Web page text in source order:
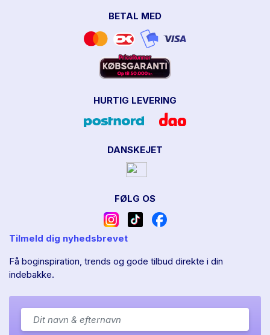
BETAL MED
HURTIG LEVERING
DANSKEJET
FØLG OS
Tilmeld dig nyhedsbrevet
Få boginspiration, trends og gode tilbud direkte i din
indebakke.